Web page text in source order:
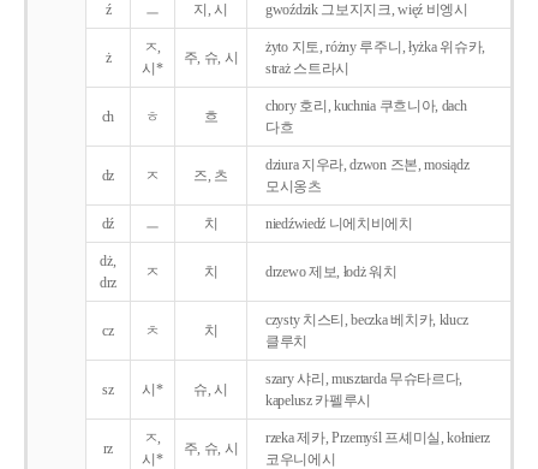
ź ㅡ 지, 시 gwoździk 그보지지크, więź 비엥시
ż
ㅈ,
시*
주, 슈, 시
żyto 지토, różny 루주니, łyżka 위슈카,
straż 스트라시
ch ㅎ 흐
chory 호리, kuchnia 쿠흐니아, dach
다흐
dz ㅈ 즈, 츠
dziura 지우라, dzwon 즈본, mosiądz
모시옹츠
dź ㅡ 치 niedźwiedź 니에치비에치
dż,
drz
ㅈ 치 drzewo 제보, łodż 워치
cz ㅊ 치
czysty 치스티, beczka 베치카, klucz
클루치
sz 시* 슈, 시
szary 샤리, musztarda 무슈타르다,
kapelusz 카펠루시
rz
ㅈ,
시*
주, 슈, 시
rzeka 제카, Przemyśl 프셰미실, kołnierz
코우니에시